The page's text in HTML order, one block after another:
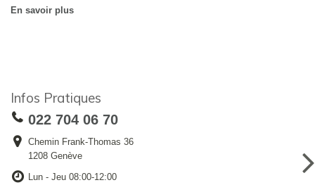
En savoir plus
Infos Pratiques
022 704 06 70
Chemin Frank-Thomas 36
1208 Genève
Lun - Jeu 08:00-12:00